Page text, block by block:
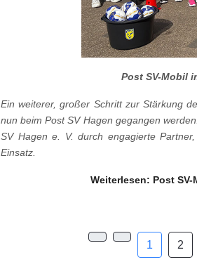
Post SV-Mobil
Ein weiterer, großer Schritt zur Stärkung
nun beim Post SV Hagen gegangen
SV Hagen e. V. durch engagierte
Einsatz.
Weiterlesen: Post
1 2